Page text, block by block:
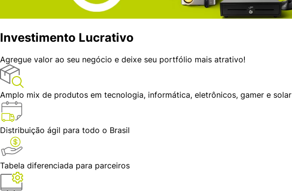
Investimento Lucrativo
Agregue valor ao seu negócio e deixe seu portfólio mais atrativo!
Amplo mix de produtos em tecnologia, informática, eletrônicos, gamer e solar
Distribuição ágil para todo o Brasil
Tabela diferenciada para parceiros